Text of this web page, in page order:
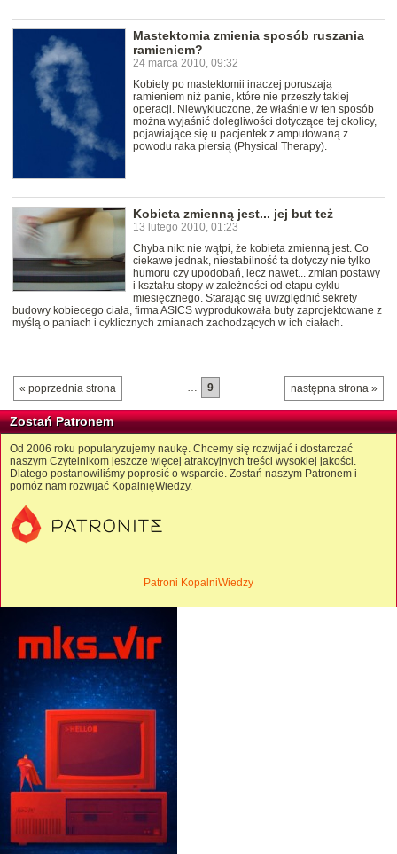
Mastektomia zmienia sposób ruszania
ramieniem?
24 marca 2010, 09:32
Kobiety po mastektomii inaczej poruszają
ramieniem niż panie, które nie przeszły takiej
operacji. Niewykluczone, że właśnie w ten sposób
można wyjaśnić dolegliwości dotyczące tej okolicy,
pojawiające się u pacjentek z amputowaną z
powodu raka piersią (Physical Therapy).
Kobieta zmienną jest... jej but też
13 lutego 2010, 01:23
Chyba nikt nie wątpi, że kobieta zmienną jest. Co
ciekawe jednak, niestabilność ta dotyczy nie tylko
humoru czy upodobań, lecz nawet... zmian postawy
i kształtu stopy w zależności od etapu cyklu
miesięcznego. Starając się uwzględnić sekrety
budowy kobiecego ciała, firma ASICS wyprodukowała buty zaprojektowane z
myślą o paniach i cyklicznych zmianach zachodzących w ich ciałach.
« poprzednia strona następna strona »
9
Zostań Patronem
Od 2006 roku popularyzujemy naukę. Chcemy się rozwijać i dostarczać
naszym Czytelnikom jeszcze więcej atrakcyjnych treści wysokiej jakości.
Dlatego postanowiliśmy poprosić o wsparcie. Zostań naszym Patronem i
pomóż nam rozwijać KopalnięWiedzy.
Patroni KopalniWiedzy